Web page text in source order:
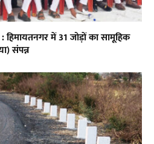
में 31 जोड़ों का सामूहिक
संपन्न